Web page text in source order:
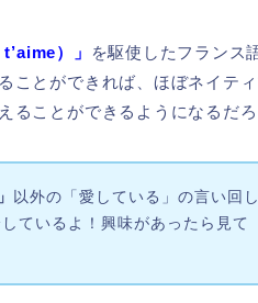
）」
を駆使したフランス
ことができれば、ほぼネイテ
ることができるようになるだろ
以外の「愛している」の言い回し
ているよ！興味があったら見て